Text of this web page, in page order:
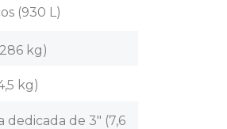
(930 L)
kg)
kg)
de 3″ (7,6